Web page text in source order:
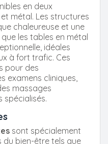
en deux
métal. Les structures
chaleureuse et une
les tables en métal
idéales
à fort trafic. Ces
pour des
examens cliniques,
massages
spécialisés.
sont spécialement
du bien-être tels que